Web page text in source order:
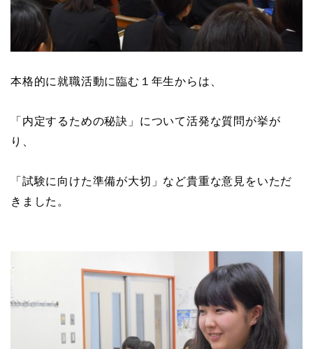
本格的に就職活動に臨む１年生からは、
「内定するための秘訣」について活発な質問が挙が
り、
「試験に向けた準備が大切」など貴重な意見をいただ
きました。